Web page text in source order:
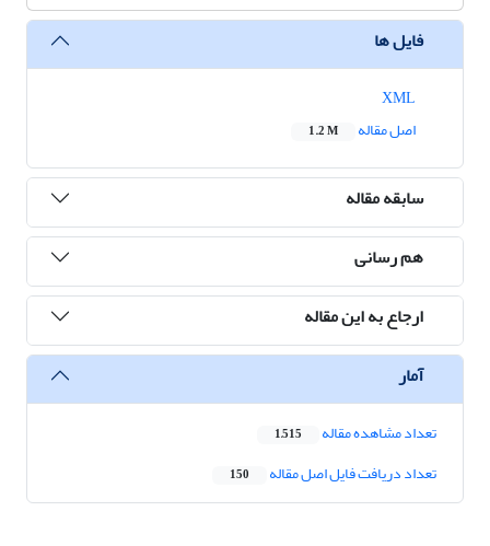
فایل ها
اصل مقاله
1.2 M
سابقه مقاله
هم رسانی
ارجاع به این مقاله
آمار
تعداد مشاهده مقاله 1,515
تعداد دریافت فایل اصل مقاله 150